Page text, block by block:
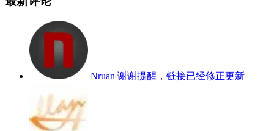
Nruan 谢谢提醒，链接已经修正更新